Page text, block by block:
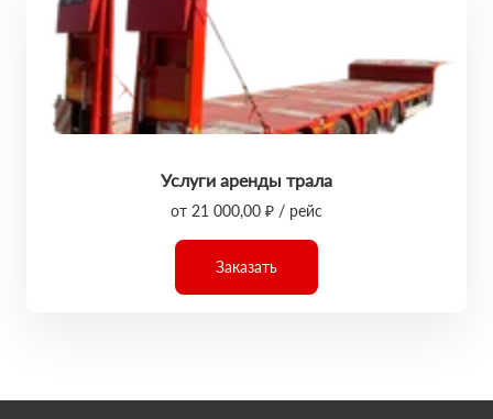
Услуги аренды трала
от 21 000,00 ₽ / рейс
Заказать